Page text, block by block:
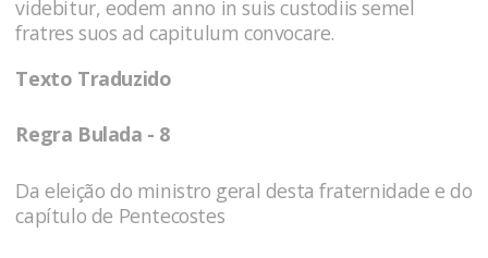
videbitur, eodem anno in suis custodiis semel
fratres suos ad capitulum convocare.
Texto Traduzido
Regra Bulada - 8
Da eleição do ministro geral desta fraternidade e do
capítulo de Pentecostes